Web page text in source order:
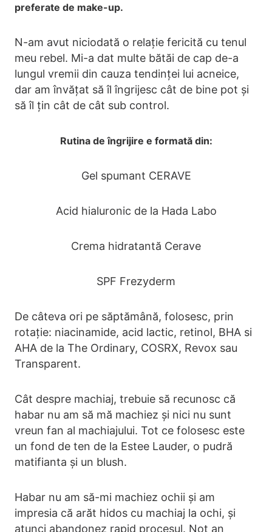
preferate de make-up.
N-am avut niciodată o relație fericită cu tenul
meu rebel. Mi-a dat multe bătăi de cap de-a
lungul vremii din cauza tendinței lui acneice,
dar am învățat să îl îngrijesc cât de bine pot și
să îl țin cât de cât sub control.
Rutina de îngrijire e formată din:
Gel spumant CERAVE
Acid hialuronic de la Hada Labo
Crema hidratantă Cerave
SPF Frezyderm
De câteva ori pe săptămână, folosesc, prin
rotație: niacinamide, acid lactic, retinol, BHA si
AHA de la The Ordinary, COSRX, Revox sau
Transparent.
Cât despre machiaj, trebuie să recunosc că
habar nu am să mă machiez și nici nu sunt
vreun fan al machiajului. Tot ce folosesc este
un fond de ten de la Estee Lauder, o pudră
matifianta și un blush.
Habar nu am să-mi machiez ochii și am
impresia că arăt hidos cu machiaj la ochi, și
atunci abandonez rapid procesul. Not an